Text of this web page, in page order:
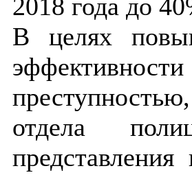
2018 года до
В целях
отдела